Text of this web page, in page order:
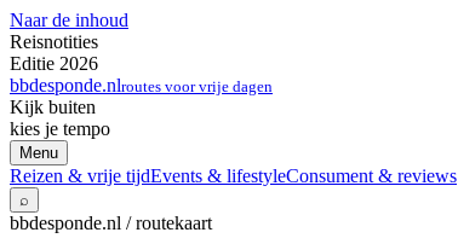
Naar de inhoud
Reisnotities
Editie 2026
bbdesponde.nlroutes voor vrije dagen
Kijk buiten
kies je tempo
Menu
Reizen & vrije tijdEvents & lifestyleConsument & reviews
⌕
bbdesponde.nl / routekaart